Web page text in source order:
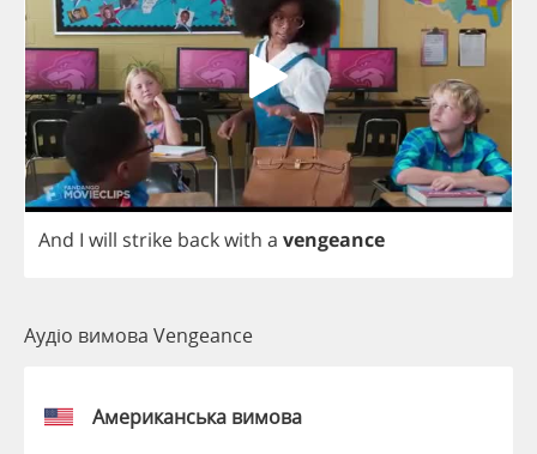
And I will strike backwith a vengeance
Аудіо вимова Vengeance
Американська вимова